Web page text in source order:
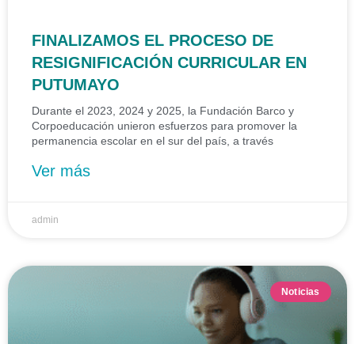
FINALIZAMOS EL PROCESO DE
RESIGNIFICACIÓN CURRICULAR EN
PUTUMAYO
Durante el 2023, 2024 y 2025, la Fundación Barco y
Corpoeducación unieron esfuerzos para promover la
permanencia escolar en el sur del país, a través
Ver más
admin
Noticias